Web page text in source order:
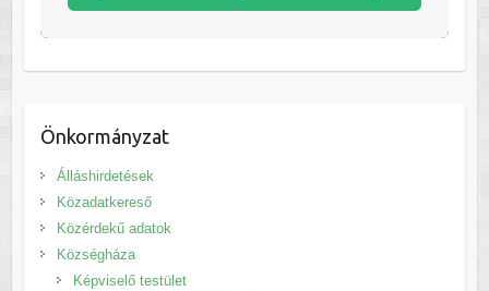
Önkormányzat
Álláshirdetések
Közadatkereső
Közérdekű adatok
Községháza
Képviselő testület